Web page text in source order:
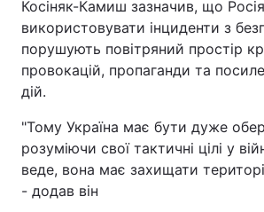
Косіняк-Камиш зазначив, що
використовувати інциденти з
порушують повітряний простір
провокацій, пропаганди та
дій.
"Тому Україна має бути дуже
розуміючи свої тактичні цілі у
веде, вона має захищати
- додав він